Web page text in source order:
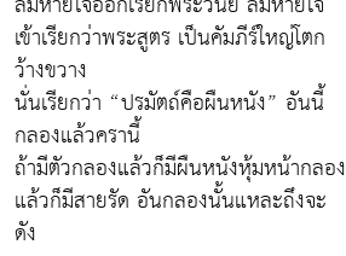
เข้าเรียกว่าพระสูตร เป็นคัมภีร์ใหญ่โตก
ว้างขวาง
นั่นเรียกว่า “ปรมัตถ์คือผืนหนัง” อันนี้
กลองแล้วครานี้
ถ้ามีตัวกลองแล้วก็มีผืนหนังหุ้มหน้ากลอง
แล้วก็มีสายรัด อันกลองนั้นแหละถึงจะ
ดัง